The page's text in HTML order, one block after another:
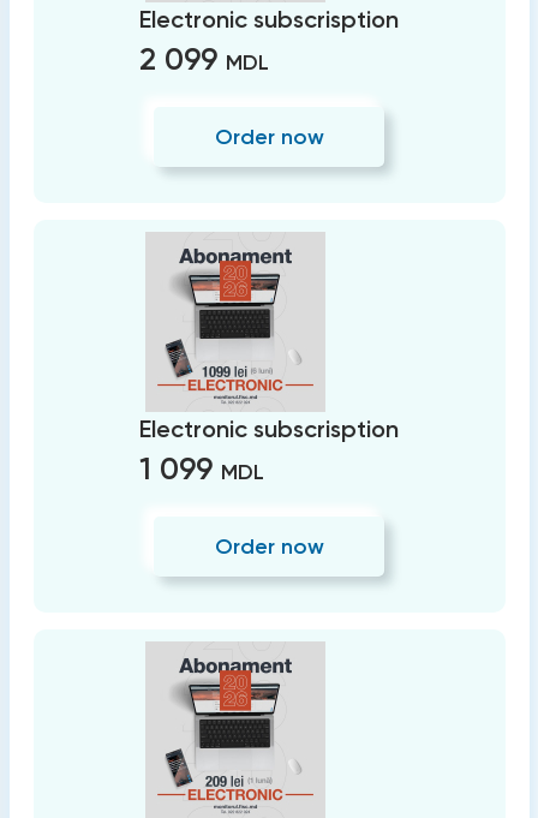
Electronic subscrisption
2 099 MDL
Order now
Electronic subscrisption
1 099 MDL
Order now